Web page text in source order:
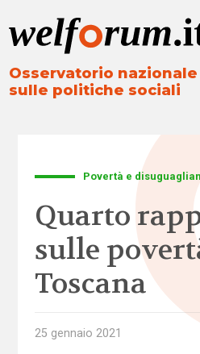
Osservatorio nazionale
sulle politiche sociali
Povertà e
Quarto
sulle
Toscana
25 gennaio 2021